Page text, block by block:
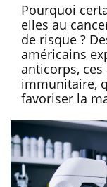
Pourquoi
elles au
de risque ?
américains
anticorps,
immunitaire,
favoriser la